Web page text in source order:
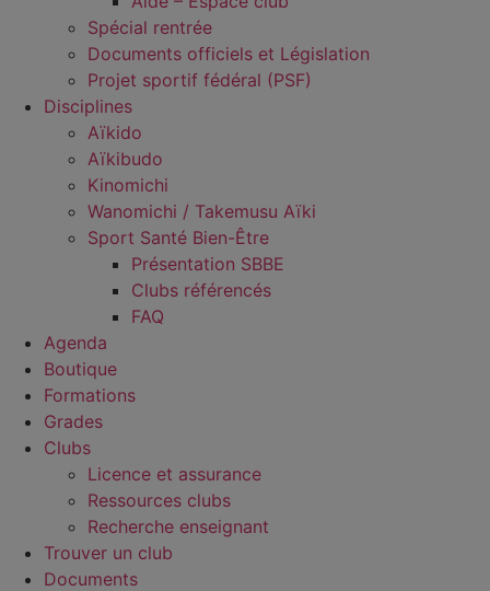
Spécial rentrée
Documents officiels et Législation
Projet sportif fédéral (PSF)
Disciplines
Aïkido
Aïkibudo
Kinomichi
Wanomichi / Takemusu Aïki
Sport Santé Bien-Être
Présentation SBBE
Clubs référencés
FAQ
Agenda
Boutique
Formations
Grades
Clubs
Licence et assurance
Ressources clubs
Recherche enseignant
Trouver un club
Documents